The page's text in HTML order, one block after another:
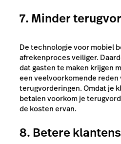
7. Minder
De technologie voor mobiel
afrekenproces veiliger.
dat gasten te maken krijgen
een veelvoorkomende reden
terugvorderingen. Omdat je
betalen voorkom je
de kosten ervan.
8. Betere